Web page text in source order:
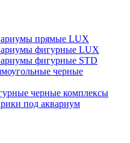
прямые LUX
фигурные LUX
фигурные STD
черные
черные комплексы
под аквариум